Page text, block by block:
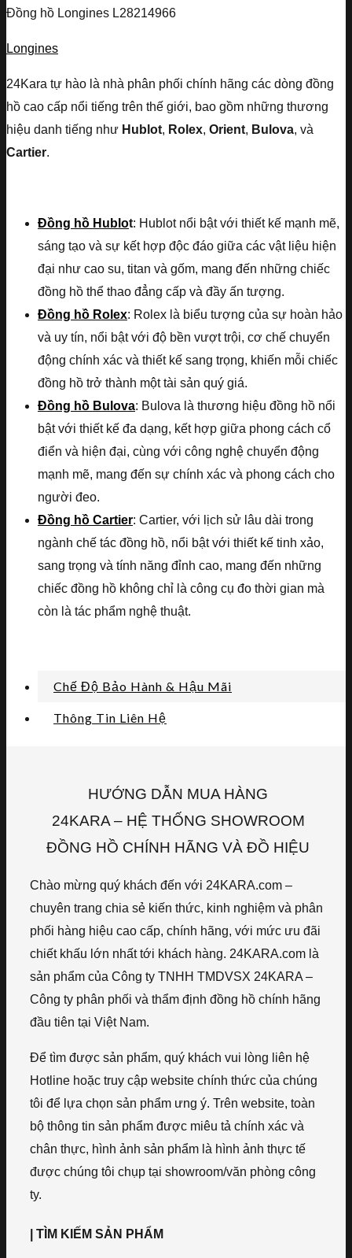
Đồng hồ Longines L28214966
Longines
24Kara tự hào là nhà phân phối chính hãng các dòng đồng
hồ cao cấp nổi tiếng trên thế giới, bao gồm những thương
hiệu danh tiếng như Hublot, Rolex, Orient, Bulova, và
Cartier.
Đồng hồ Hublot: Hublot nổi bật với thiết kế mạnh mẽ,
sáng tạo và sự kết hợp độc đáo giữa các vật liệu hiện
đại như cao su, titan và gốm, mang đến những chiếc
đồng hồ thể thao đẳng cấp và đầy ấn tượng.
Đồng hồ Rolex: Rolex là biểu tượng của sự hoàn hảo
và uy tín, nổi bật với độ bền vượt trội, cơ chế chuyển
động chính xác và thiết kế sang trọng, khiến mỗi chiếc
đồng hồ trở thành một tài sản quý giá.
Đồng hồ Bulova: Bulova là thương hiệu đồng hồ nổi
bật với thiết kế đa dạng, kết hợp giữa phong cách cổ
điển và hiện đại, cùng với công nghệ chuyển động
mạnh mẽ, mang đến sự chính xác và phong cách cho
người đeo.
Đồng hồ Cartier: Cartier, với lịch sử lâu dài trong
ngành chế tác đồng hồ, nổi bật với thiết kế tinh xảo,
sang trọng và tính năng đỉnh cao, mang đến những
chiếc đồng hồ không chỉ là công cụ đo thời gian mà
còn là tác phẩm nghệ thuật.
Chế Độ Bảo Hành & Hậu Mãi
Thông Tin Liên Hệ
HƯỚNG DẪN MUA HÀNG
24KARA – HỆ THỐNG SHOWROOM
ĐỒNG HỒ CHÍNH HÃNG VÀ ĐỒ HIỆU
Chào mừng quý khách đến với 24KARA.com –
chuyên trang chia sẻ kiến thức, kinh nghiệm và phân
phối hàng hiệu cao cấp, chính hãng, với mức ưu đãi
chiết khấu lớn nhất tới khách hàng. 24KARA.com là
sản phẩm của Công ty TNHH TMDVSX 24KARA –
Công ty phân phối và thẩm định đồng hồ chính hãng
đầu tiên tại Việt Nam.
Để tìm được sản phẩm, quý khách vui lòng liên hệ
Hotline hoặc truy cập website chính thức của chúng
tôi để lựa chọn sản phẩm ưng ý. Trên website, toàn
bộ thông tin sản phẩm được miêu tả chính xác và
chân thực, hình ảnh sản phẩm là hình ảnh thực tế
được chúng tôi chụp tại showroom/văn phòng công
ty.
| TÌM KIẾM SẢN PHẨM